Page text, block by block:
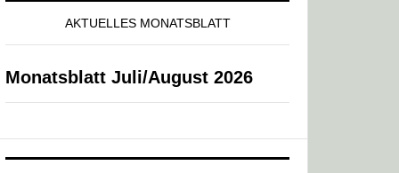
AKTUELLES MONATSBLATT
Monatsblatt Juli/August 2026